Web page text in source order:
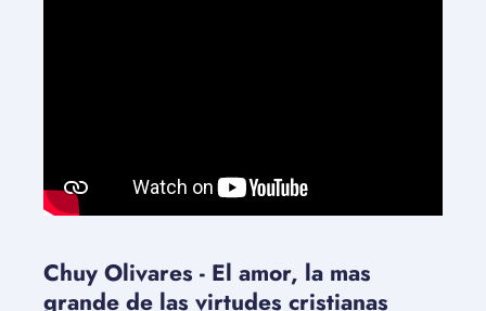
Chuy Olivares - El amor, la mas
grande de las virtudes cristianas